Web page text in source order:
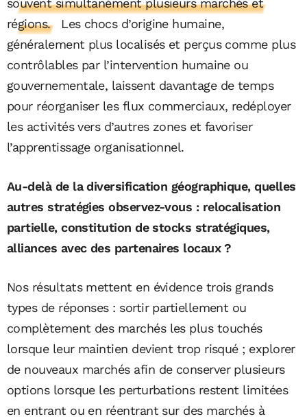
souvent simultanément plusieurs marchés et
régions.
Les chocs d’origine humaine,
généralement plus localisés et perçus comme plus
contrôlables par l’intervention humaine ou
gouvernementale, laissent davantage de temps
pour réorganiser les flux commerciaux, redéployer
les activités vers d’autres zones et favoriser
l’apprentissage organisationnel.
Au-delà de la diversification géographique, quelles
autres stratégies observez-vous : relocalisation
partielle, constitution de stocks stratégiques,
alliances avec des partenaires locaux ?
Nos résultats mettent en évidence trois grands
types de réponses : sortir partiellement ou
complètement des marchés les plus touchés
lorsque leur maintien devient trop risqué ; explorer
de nouveaux marchés afin de conserver plusieurs
options lorsque les perturbations restent limitées
en entrant ou en réentrant sur des marchés à